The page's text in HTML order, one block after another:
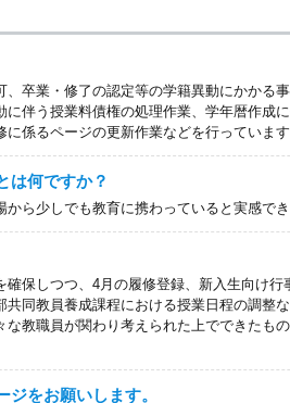
卒業・修了の認定等の学籍異動にかかる
伴う授業料債権の処理作業、学年暦作成
係るページの更新作業などを行っています
は何ですか？
ら少しでも教育に携わっていると実感でき
保しつつ、4月の履修登録、新入生向け
同教員養成課程における授業日程の調整
教職員が関わり考えられた上でできたも
をお願いします。